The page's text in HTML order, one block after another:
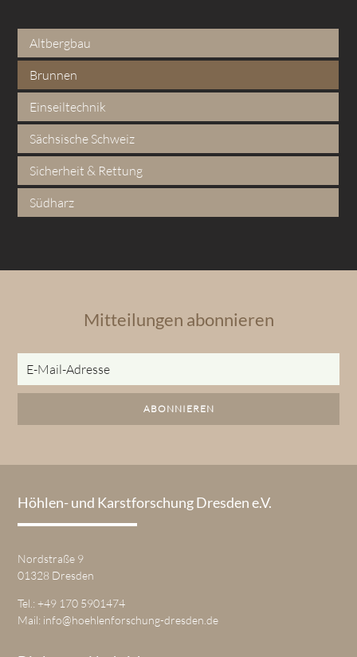
Altbergbau
Brunnen
Einseiltechnik
Sächsische Schweiz
Sicherheit & Rettung
Südharz
Mitteilungen abonnieren
Adresse
ABONNIEREN
Höhlen- und Karstforschung Dresden e.V.
Nordstraße 9
01328 Dresden
Tel.: +49 170 5901474
Mail: info@hoehlenforschung-dresden.de